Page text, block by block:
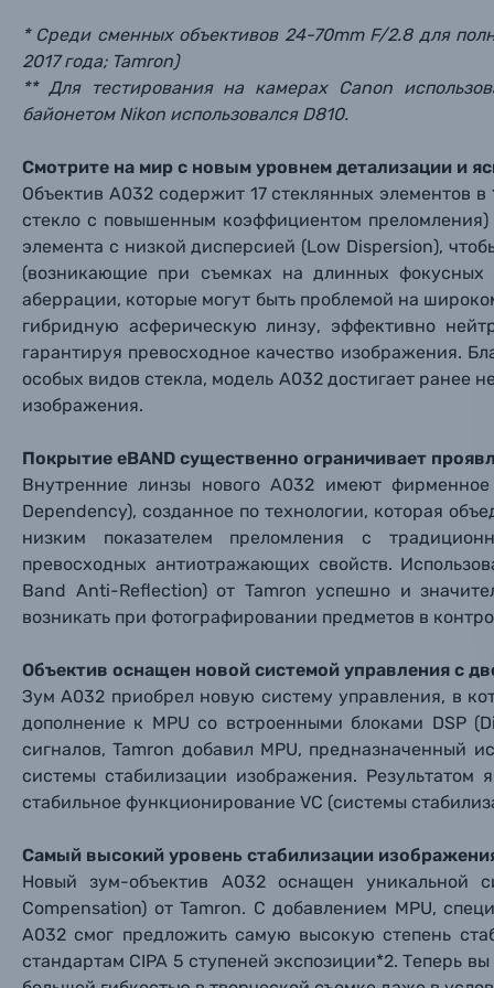
Имя
Тема
Ваш
Имя
Тема
Ваш
Фотокамеры моментальной печати
Видеокамеры
Объективы для фотоаппаратов
Вспышки для фотоаппаратов
Аксессуары для фото и видеокамер
Оптические приборы
Материалы
Осветительное оборудование
Фоторамки
Фотоальбомы
Книги о фотографии, альбомы известных
Солнцезащитные очки
Б/У фототехника (Комиссионные товары)
Уценённые товары
Заказ
Вами с
Номер
Нажимая
* Среди сменных объективов 24-70mm F/2.8 для
2017 года; Tamron)
** Для тестирования на камерах Canon
байонетом Nikon использовался D810.
Смотрите на мир с новым уровнем детализации и
Объектив A032 содержит 17 стеклянных элементов
стекло с повышенным коэффициентом
элемента с низкой дисперсией (Low Dispersion),
(возникающие при съемках на длинных фокусных
аберрации, которые могут быть проблемой на
гибридную асферическую линзу, эффективно
гарантируя превосходное качество изображения.
особых видов стекла, модель A032 достигает ранее
изображения.
Покрытие eBAND существенно ограничивает
Внутренние линзы нового A032 имеют
Dependency), созданное по технологии, которая
низким показателем преломления с
превосходных антиотражающих свойств.
Band Anti-Reflection) от Tamron успешно и
возникать при фотографировании предметов в
Объектив оснащен новой системой управления с
Зум A032 приобрел новую систему управления, в
дополнение к MPU со встроенными блоками DSP
сигналов, Tamron добавил MPU, предназначенный
системы стабилизации изображения.
стабильное функционирование VC (системы
Самый высокий уровень стабилизации
Новый зум-объектив A032 оснащен уникальной
Compensation) от Tamron. С добавлением MPU,
A032 смог предложить самую высокую степень
стандартам CIPA 5 ступеней экспозиции*2. Теперь
Имя
Тема
Ваш